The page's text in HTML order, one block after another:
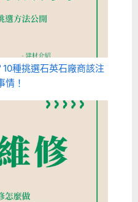
種挑選石英石廠商該注
情！